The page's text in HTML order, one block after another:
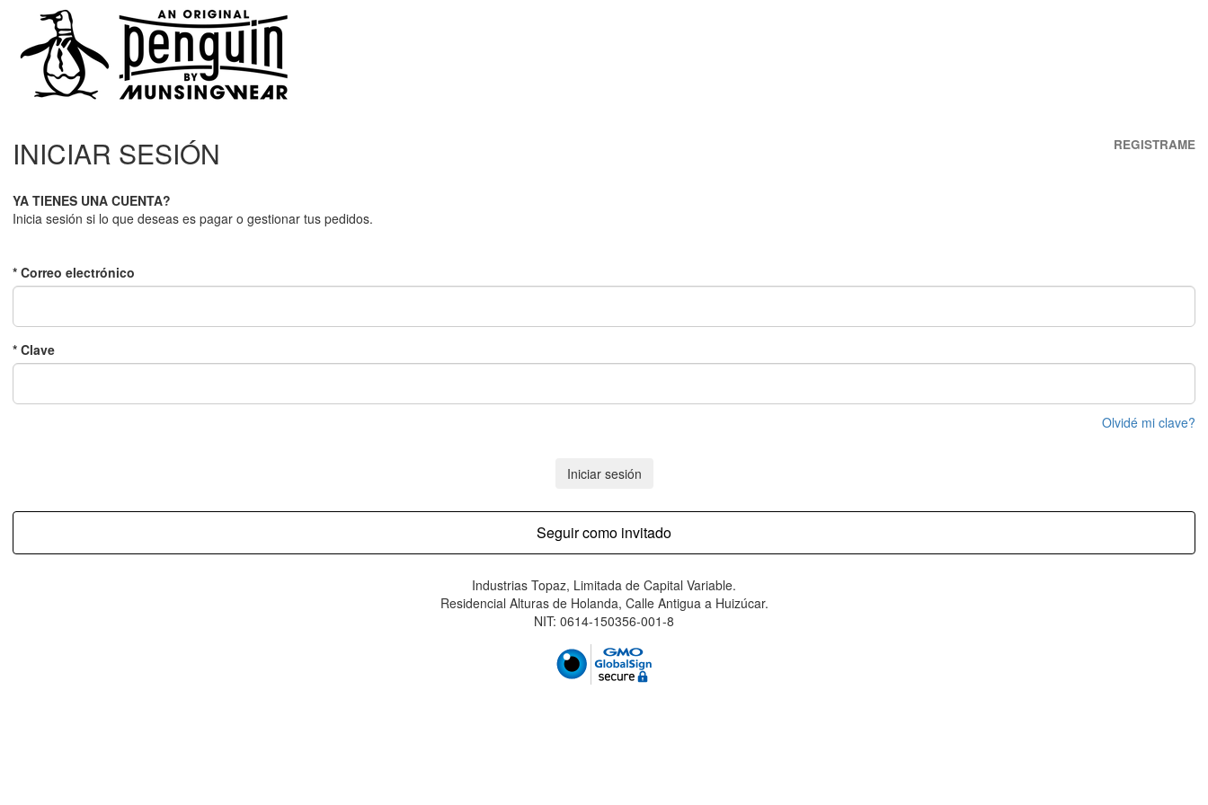
INICIAR SESIÓN REGISTRAME
YA TIENES UNA CUENTA?
Inicia sesión si lo que deseas es pagar o gestionar tus pedidos.
* Correo electrónico
* Clave
Olvidé mi clave?
Iniciar sesión
Seguir como invitado
Industrias Topaz, Limitada de Capital Variable.
Residencial Alturas de Holanda, Calle Antigua a Huizúcar.
NIT: 0614-150356-001-8